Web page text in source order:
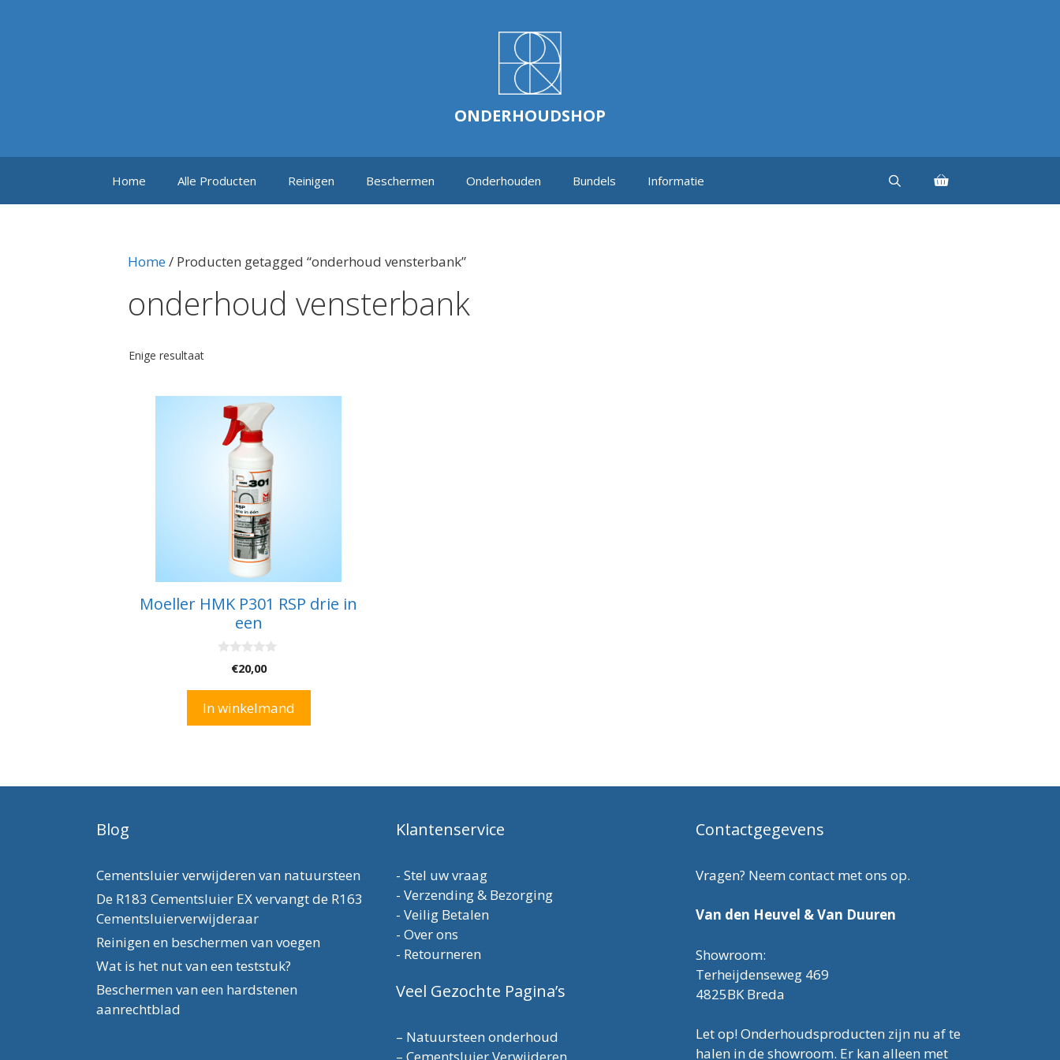
ONDERHOUDSHOP
Home Alle Producten Reinigen Beschermen Onderhouden Bundels Informatie
Home/ Producten getagged “onderhoud vensterbank”
onderhoud vensterbank
Enige resultaat
Moeller HMK P301 RSP drie in
een
5
€20,00
In winkelmand
Blog
Cementsluier verwijderen van natuursteen
De R183 Cementsluier EX vervangt de R163
Cementsluierverwijderaar
Reinigen en beschermen van voegen
Wat is het nut van een teststuk?
Beschermen van een hardstenen
aanrechtblad
Klantenservice
- Stel uw vraag
- Verzending & Bezorging
- Veilig Betalen
- Over ons
- Retourneren
Veel Gezochte Pagina’s
– Natuursteen onderhoud
– Cementsluier Verwijderen
Contactgegevens
Vragen? Neem contact met ons op.
Van den Heuvel & Van Duuren
Showroom:
Terheijdenseweg 469
4825BK Breda
Let op! Onderhoudsproducten zijn nu af te
halen in de showroom. Er kan alleen met